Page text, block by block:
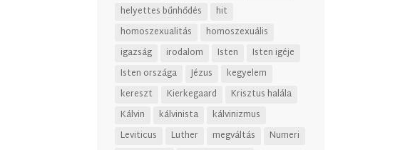
helyettes bűnhődés
hit
homoszexualitás
homoszexuális
igazság
irodalom Isten
Isten igéje
Isten országa
Jézus
kegyelem
kereszt
Kierkegaard
Krisztus halála
Kálvin
kálvinista
kálvinizmus
Leviticus
Luther megváltás
Numeri